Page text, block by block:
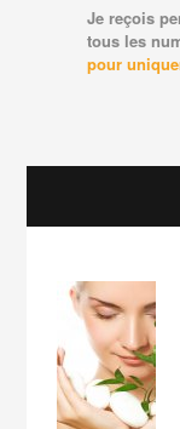
Je reçois
tous les
pour